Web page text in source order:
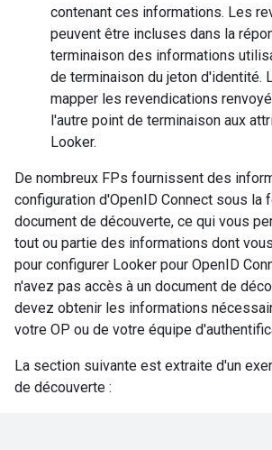
contenant ces informations. Les
peuvent être incluses dans la
terminaison des informations
de terminaison du jeton d'identité.
mapper les revendications
l'autre point de terminaison aux
Looker.
De nombreux FPs fournissent des
configuration d'OpenID Connect sous la
document de découverte, ce qui vous
tout ou partie des informations dont
pour configurer Looker pour OpenID
n'avez pas accès à un document de
devez obtenir les informations
votre OP ou de votre équipe
La section suivante est extraite d'un
de découverte :